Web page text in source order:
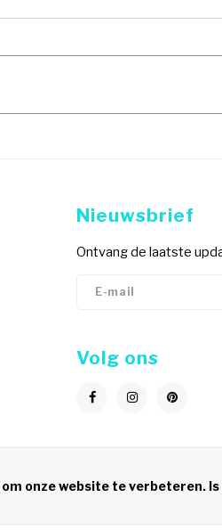
Nieuwsbrief
Ontvang de laatste
Volg ons
onze website te verbeteren.